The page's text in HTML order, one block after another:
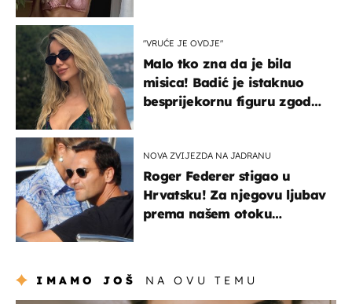
"VRUĆE JE OVDJE"
Malo tko zna da je bila
misica! Badić je istaknuo
besprijekornu figuru zgodne
NOVA ZVIJEZDA NA JADRANU
Roger Federer stigao u
Hrvatsku! Za njegovu ljubav
prema našem otoku
IMAMO JOŠ NA OVU TEMU